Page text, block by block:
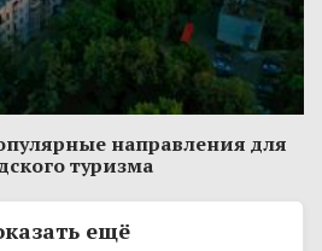
направления для
туризма
ещё